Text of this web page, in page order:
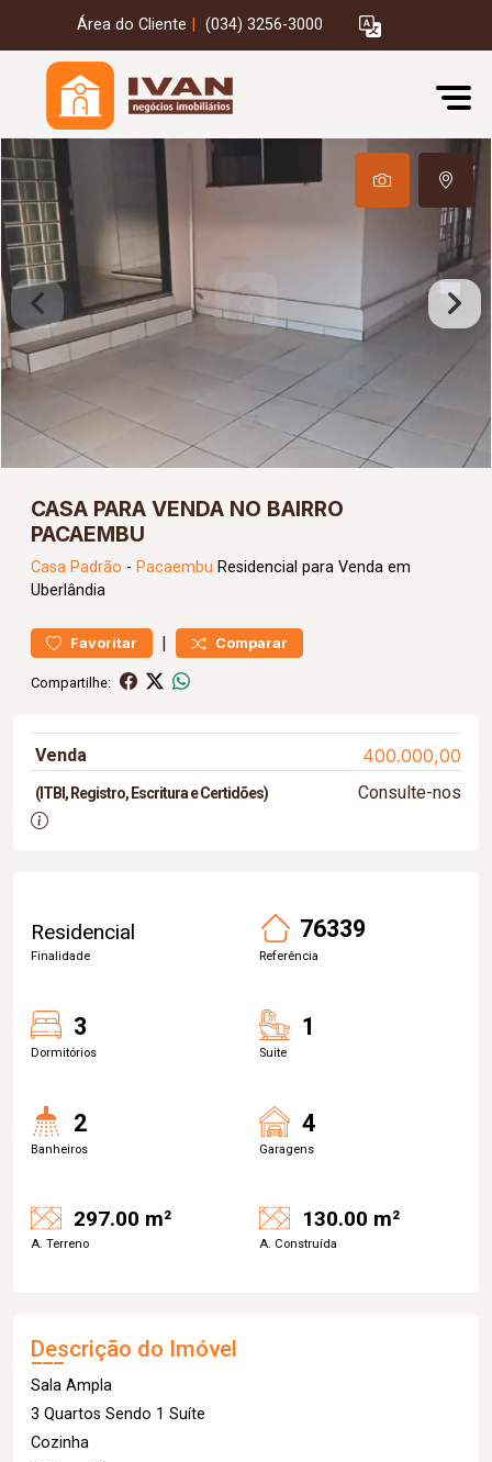
Área do Cliente (034) 3256-3000
CASA PARA VENDA NO BAIRRO
PACAEMBU
Casa Padrão - Pacaembu Residencial para Venda em
Uberlândia
Favoritar | Comparar
Compartilhe:
Venda 400.000,00
(ITBI, Registro, Escritura e Certidões) Consulte-nos
Residencial
Finalidade
76339
Referência
3
Dormitórios
1
Suite
2
Banheiros
4
Garagens
297.00 m²
A. Terreno
130.00 m²
A. Construída
Descrição do Imóvel
Sala Ampla
3 Quartos Sendo 1 Suíte
Cozinha